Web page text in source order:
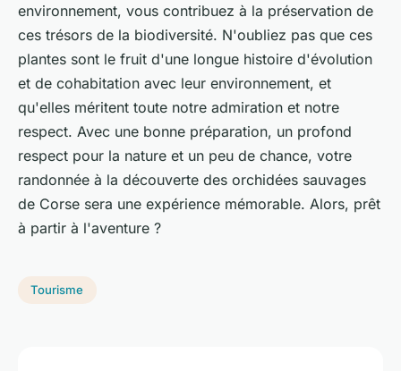
environnement, vous contribuez à la préservation de
ces trésors de la biodiversité. N'oubliez pas que ces
plantes sont le fruit d'une longue histoire d'évolution
et de cohabitation avec leur environnement, et
qu'elles méritent toute notre admiration et notre
respect. Avec une bonne préparation, un profond
respect pour la nature et un peu de chance, votre
randonnée à la découverte des orchidées sauvages
de Corse sera une expérience mémorable. Alors, prêt
à partir à l'aventure ?
Tourisme